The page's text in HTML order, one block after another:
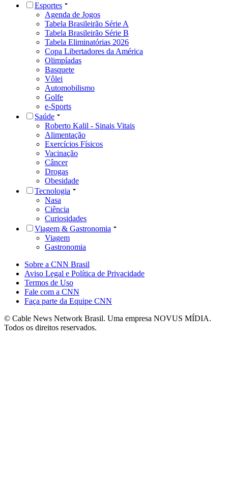
Esportes
Agenda de Jogos
Tabela Brasileirão Série A
Tabela Brasileirão Série B
Tabela Eliminatórias 2026
Copa Libertadores da América
Olimpíadas
Basquete
Vôlei
Automobilismo
Golfe
e-Sports
Saúde
Roberto Kalil - Sinais Vitais
Alimentação
Exercícios Físicos
Vacinação
Câncer
Drogas
Obesidade
Tecnologia
Nasa
Ciência
Curiosidades
Viagem & Gastronomia
Viagem
Gastronomia
Sobre a CNN Brasil
Aviso Legal e Política de Privacidade
Termos de Uso
Fale com a CNN
Faça parte da Equipe CNN
© Cable News Network Brasil. Uma empresa NOVUS MÍDIA.
Todos os direitos reservados.